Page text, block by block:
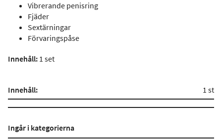
Vibrerande penisring
Fjäder
Sextärningar
Förvaringspåse
Innehåll: 1 set
Innehåll: 1 st
Ingår i kategorierna